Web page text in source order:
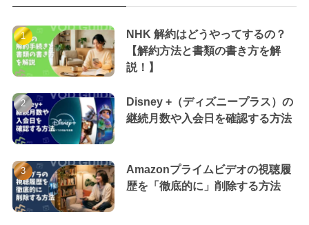
NHK 解約はどうやってするの？
【解約方法と書類の書き方を解
説！】
Disney +（ディズニープラス）の
継続月数や入会日を確認する方法
Amazonプライムビデオの視聴履
歴を「徹底的に」削除する方法